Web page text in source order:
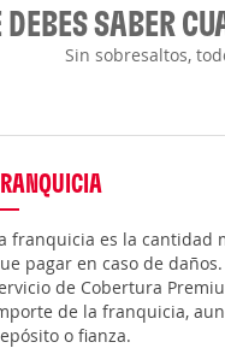
DEBES SABER
Sin sobresaltos,
franquicia es la cantidad
pagar en caso de
de Cobertura
de la franquicia,
o fianza.